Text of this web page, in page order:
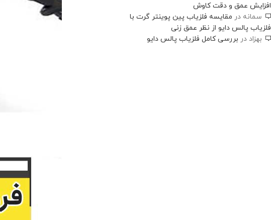
افزایش عمق و دقت کاوش
سمانه در مقایسه فلزیاب پین پوینتر گرت با
فلزیاب پالس دایو از نظر عمق زنی
بهزاد در بررسی کامل فلزیاب پالس دایو